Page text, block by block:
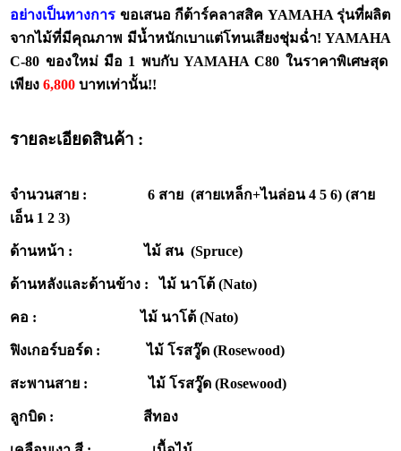
อย่างเป็นทางการ ขอเสนอ กีต้าร์คลาสสิค YAMAHA รุ่นที่ผลิต
จากไม้ที่มีคุณภาพ มีน้ำหนักเบาแต่โทนเสียงชุ่มฉ่ำ! YAMAHA
C-80 ของใหม่ มือ 1 พบกับ YAMAHA C80 ในราคาพิเศษสุด
เพียง6,800บาทเท่านั้น!!
รายละเอียดสินค้า :
จำนวนสาย : 6 สาย (สายเหล็ก+ไนล่อน 4 5 6) (สาย
เอ็น 1 2 3)
ด้านหน้า : ไม้ สน (Spruce)
ด้านหลังและด้านข้าง : ไม้ นาโต้ (Nato)
คอ : ไม้ นาโต้ (Nato)
ฟิงเกอร์บอร์ด : ไม้ โรสวู๊ด (Rosewood)
สะพานสาย : ไม้ โรสวู๊ด (Rosewood)
ลูกบิด : สีทอง